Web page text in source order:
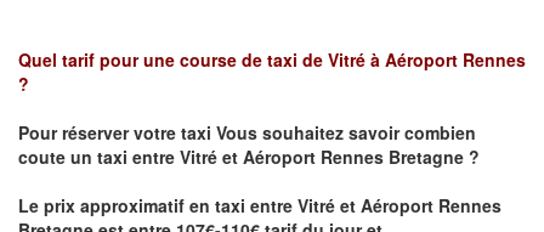
Quel tarif pour une course de taxi de Vitré à Aéroport Rennes
?
Pour réserver votre taxi Vous souhaitez savoircombien
coute un taxi entre Vitré et Aéroport Rennes Bretagne ?
Le prix approximatif en taxi entre Vitré et Aéroport Rennes